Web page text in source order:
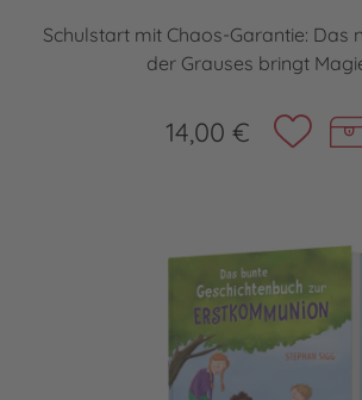
Schulstart mit Chaos-Garantie: Das
der Grauses bringt
14,00 €